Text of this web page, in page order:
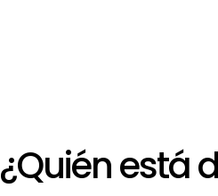
¿Quién está